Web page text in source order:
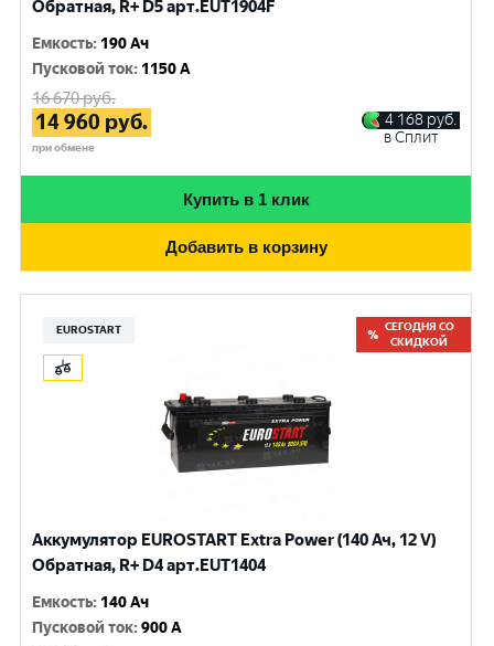
Обратная, R+ D5 арт.EUT1904F
Емкость: 190 Ач
Пусковой ток: 1150 A
16 670руб.
14 960 руб.
при обмене
4 168 руб.
в Сплит
Купить в 1 клик
Добавить в корзину
EUROSTART
СЕГОДНЯ СО
СКИДКОЙ
Аккумулятор EUROSTART Extra Power (140 Ач, 12 V)
Обратная, R+ D4 арт.EUT1404
Емкость: 140 Ач
Пусковой ток:900 A